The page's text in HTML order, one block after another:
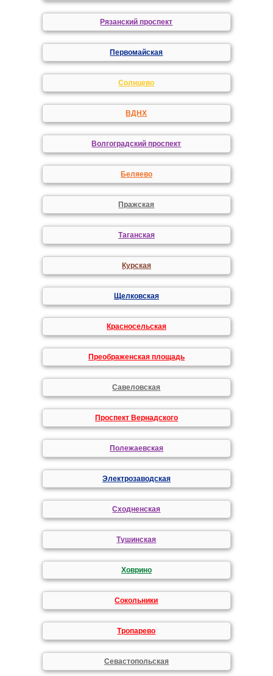
Рязанский проспект
Первомайская
Солнцево
ВДНХ
Волгоградский проспект
Беляево
Пражская
Таганская
Курская
Щелковская
Красносельская
Преображенская площадь
Савеловская
Проспект Вернадского
Полежаевская
Электрозаводская
Сходненская
Тушинская
Ховрино
Сокольники
Тропарево
Севастопольская